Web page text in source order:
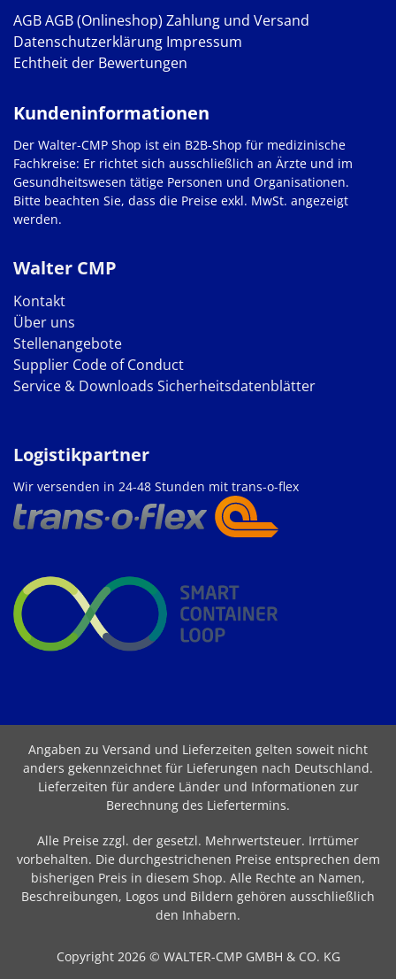
AGBAGB (Onlineshop) Zahlung und Versand
Datenschutzerklärung Impressum
Echtheit der Bewertungen
Walter CMP
Kontakt
Über uns
Stellenangebote
Supplier Code of Conduct
Service & Downloads Sicherheitsdatenblätter
Kundeninformationen
Der Walter-CMP Shop ist ein B2B-Shop für medizinische
Fachkreise: Er richtet sich ausschließlich an Ärzte und im
Gesundheitswesen tätige Personen und Organisationen.
Bitte beachten Sie, dass die Preise exkl. MwSt. angezeigt
werden.
Logistikpartner
Wir versenden in 24-48 Stunden mit trans-o-flex
Angaben zu Versand und Lieferzeiten gelten soweit nicht
anders gekennzeichnet für Lieferungen nach Deutschland.
Lieferzeiten für andere Länder und Informationen zur
Berechnung des Liefertermins.
Alle Preise zzgl. der gesetzl. Mehrwertsteuer. Irrtümer
vorbehalten. Die durchgestrichenen Preise entsprechen dem
bisherigen Preis in diesem Shop. Alle Rechte an Namen,
Beschreibungen, Logos und Bildern gehören ausschließlich
den Inhabern.
Copyright 2026 © WALTER-CMP GMBH & CO. KG